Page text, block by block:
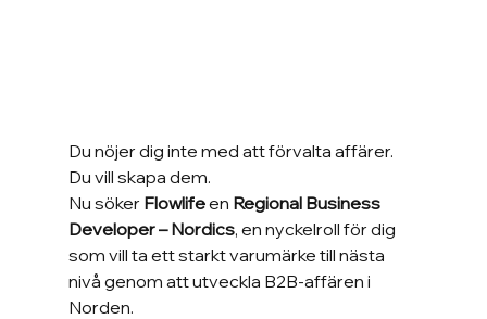
Du nöjer dig inte med att förvalta affärer.
Du vill skapa dem.
Nu söker Flowlife en Regional Business
Developer – Nordics, en nyckelroll för dig
som vill ta ett starkt varumärke till nästa
nivå genom att utveckla B2B-affären i
Norden.